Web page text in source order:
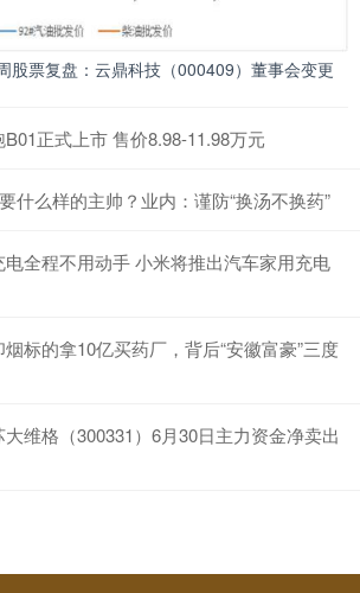
股票复盘：云鼎科技（000409）董事会变更
正式上市 售价8.98-11.98万元
什么样的主帅？业内：谨防“换汤不换药”
全程不用动手 小米将推出汽车家用充电
标的拿10亿买药厂，背后“安徽富豪”三度
维格（300331）6月30日主力资金净卖出